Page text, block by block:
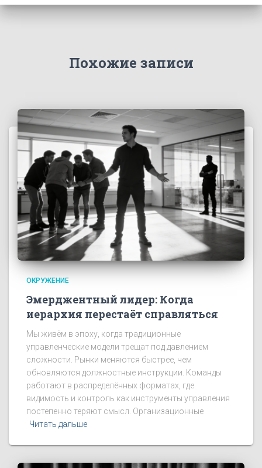
Похожие записи
ОКРУЖЕНИЕ
Эмерджентный лидер: Когда
иерархия перестаёт справляться
Мы живём в эпоху, когда традиционные
управленческие модели трещат под давлением
сложности. Рынки меняются быстрее, чем
обновляются должностные инструкции. Команды
работают в распределённых форматах, где
видимость и контроль как инструменты управления
постепенно теряют смысл. Организационные
Читать дальше